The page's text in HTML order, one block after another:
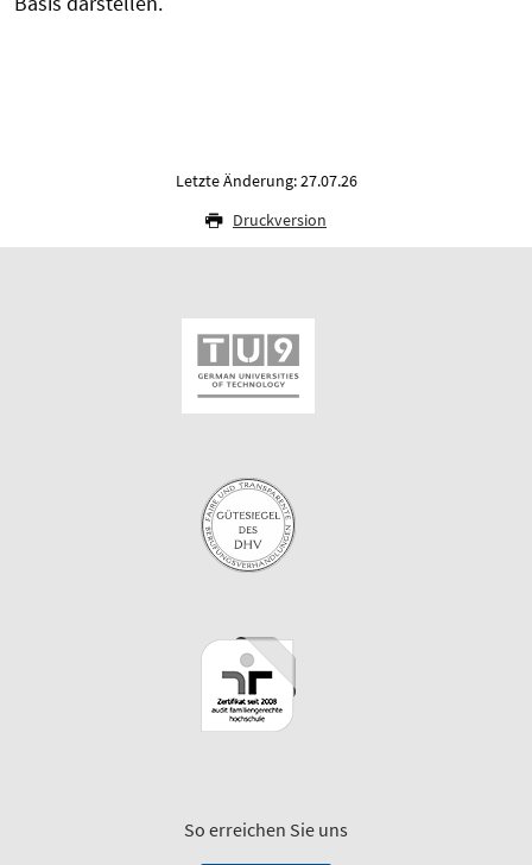
Letzte Änderung: 27.07.26
Druckversion
So erreichen Sie uns